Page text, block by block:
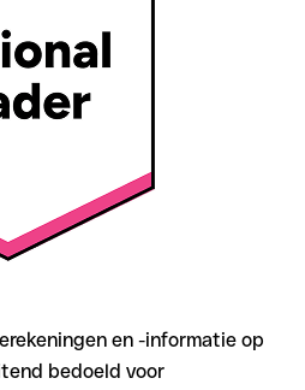
IBAN vóór een
op formele juistheid, en
bij de ontvanger. Vooral bij
zakenrelaties is deze
en -informatie op
bedoeld voor